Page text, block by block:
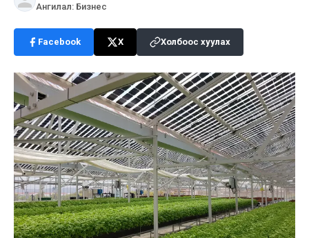
Ангилал: Бизнес
Facebook X Холбоос хуулах